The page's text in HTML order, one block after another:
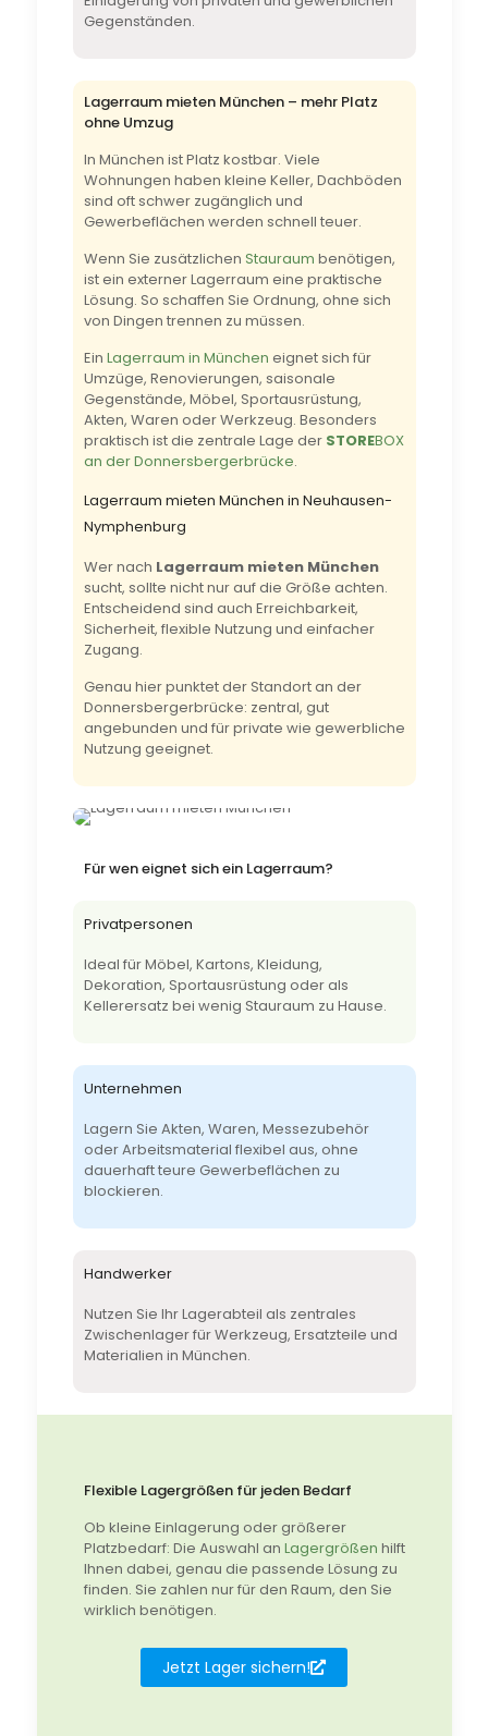
Gegenständen.
Lagerraum mieten München – mehr Platz
ohne Umzug
In München ist Platz kostbar. Viele
Wohnungen haben kleine Keller, Dachböden
sind oft schwer zugänglich und
Gewerbeflächen werden schnell teuer.
Wenn Sie zusätzlichen Stauraum benötigen,
ist ein externer Lagerraum eine praktische
Lösung. So schaffen Sie Ordnung, ohne sich
von Dingen trennen zu müssen.
Ein Lagerraum in München eignet sich für
Umzüge, Renovierungen, saisonale
Gegenstände, Möbel, Sportausrüstung,
Akten, Waren oder Werkzeug. Besonders
praktisch ist die zentrale Lage der STOREBOX
an der Donnersbergerbrücke.
Lagerraum mieten München in Neuhausen-
Nymphenburg
Wer nach Lagerraum mieten München
sucht, sollte nicht nur auf die Größe achten.
Entscheidend sind auch Erreichbarkeit,
Sicherheit, flexible Nutzung und einfacher
Zugang.
Genau hier punktet der Standort an der
Donnersbergerbrücke: zentral, gut
angebunden und für private wie gewerbliche
Nutzung geeignet.
Für wen eignet sich ein Lagerraum?
Privatpersonen
Ideal für Möbel, Kartons, Kleidung,
Dekoration, Sportausrüstung oder als
Kellerersatz bei wenig Stauraum zu Hause.
Unternehmen
Lagern Sie Akten, Waren, Messezubehör
oder Arbeitsmaterial flexibel aus, ohne
dauerhaft teure Gewerbeflächen zu
blockieren.
Handwerker
Nutzen Sie Ihr Lagerabteil als zentrales
Zwischenlager für Werkzeug, Ersatzteile und
Materialien in München.
Flexible Lagergrößen für jeden Bedarf
Ob kleine Einlagerung oder größerer
Platzbedarf: Die Auswahl an Lagergrößen hilft
Ihnen dabei, genau die passende Lösung zu
finden. Sie zahlen nur für den Raum, den Sie
wirklich benötigen.
Jetzt Lager sichern!